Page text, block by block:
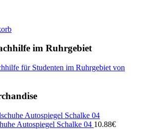
im Ruhrgebiet
Autospiegel Schalke 04 10.88€